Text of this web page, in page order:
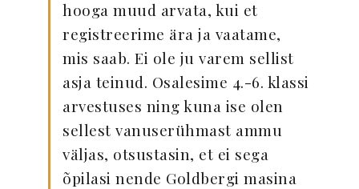
hooga muud arvata, kui et
registreerime ära ja vaatame,
mis saab. Ei ole ju varem sellist
asja teinud. Osalesime 4.-6. klassi
arvestuses ning kuna ise olen
sellest vanuserühmast ammu
väljas, otsustasin, et ei sega
õpilasi nende Goldbergi masina